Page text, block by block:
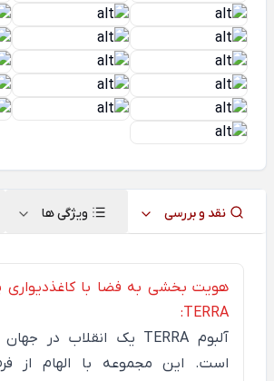
نقد و بررسی ویژگی ها
هویت بخشی به فضا با کاغذدیواری
TERRA:
آلبوم TERRA یک انقلاب در جهان
است. این مجموعه با الهام از